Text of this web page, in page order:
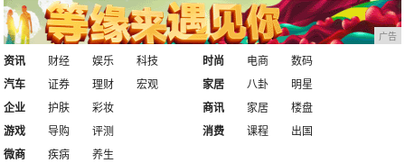
广告
资讯 财经 娱乐
科技
汽车
证券 理财 宏观
时尚 电商
数码
家居
八卦
明星
企业
护肤
彩妆
游戏
导购 评测
商讯 家居
楼盘
消费
课程
出国
微商
疾病
养生